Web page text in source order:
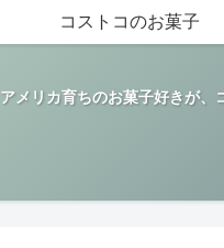
アメリカ育ちのお菓子好きが、
コストコのお菓子